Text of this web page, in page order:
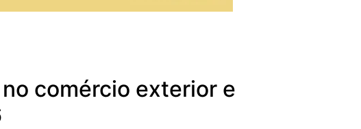
comércio exterior e